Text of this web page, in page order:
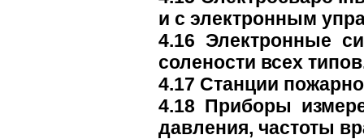
и с электронным
4.16 Электронные
солености всех
4.17 Станции
4.18 Приборы
давления, частоты